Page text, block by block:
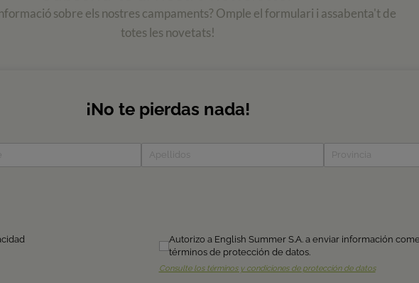
sobre els nostres campaments? Omple el formulari i assabenta't de
totes les novetats!